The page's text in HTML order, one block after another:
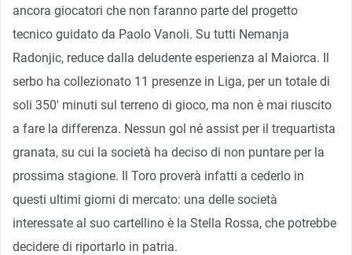
ancora giocatori che non faranno parte del progetto
tecnico guidato da Paolo Vanoli. Su tutti Nemanja
Radonjic, reduce dalla deludente esperienza al Maiorca. Il
serbo ha collezionato 11 presenze in Liga, per un totale di
soli 350′ minuti sul terreno di gioco, ma non è mai riuscito
a fare la differenza. Nessun gol né assist per il trequartista
granata, su cui la società ha deciso di non puntare per la
prossima stagione. Il Toro proverà infatti a cederlo in
questi ultimi giorni di mercato: una delle società
interessate al suo cartellino è la Stella Rossa, che potrebbe
decidere di riportarlo in patria.